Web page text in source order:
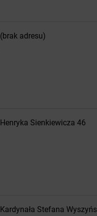
(brak adresu)
Henryka Sienkiewicza 46
Kardynała Stefana